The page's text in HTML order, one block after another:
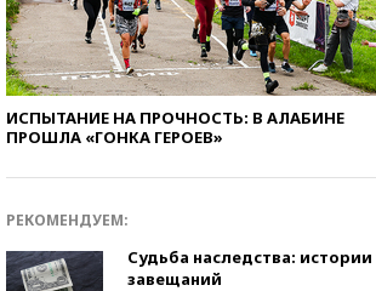
ИСПЫТАНИЕ НА ПРОЧНОСТЬ: В АЛАБИНЕ
ПРОШЛА «ГОНКА ГЕРОЕВ»
РЕКОМЕНДУЕМ:
Судьба наследства:
завещаний